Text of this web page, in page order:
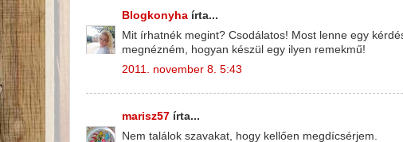
Blogkonyha írta...
Mit írhatnék megint? Csodálatos! Most lenne egy
megnézném, hogyan készül egy ilyen remekmű!
2011. november 8. 5:43
marisz57 írta...
Nem találok szavakat, hogy kellően megdícsérjem.